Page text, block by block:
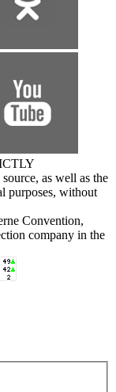
as well as the
purposes, without
Convention,
company in the